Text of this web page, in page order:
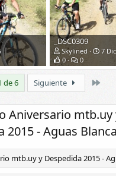
_DSC0309
Skylined
7
0
0
de 6 Siguiente
Aniversario mtb.uy
2015 - Aguas
mtb.uy y Despedida 2015 -